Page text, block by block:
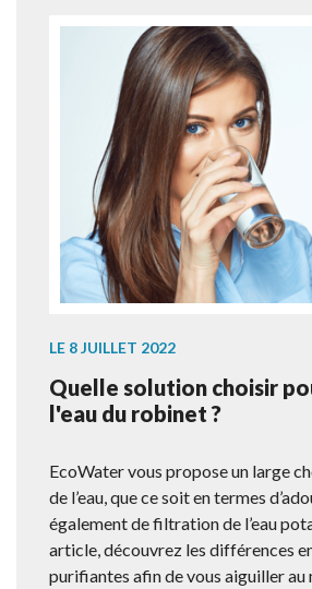
LE 8 JUILLET 2022
Quelle solution choisir
l'eau du robinet ?
EcoWater vous propose un large
de l’eau, que ce soit en termes
également de filtration de l’eau
article, découvrez les différences
purifiantes afin de vous aiguiller au